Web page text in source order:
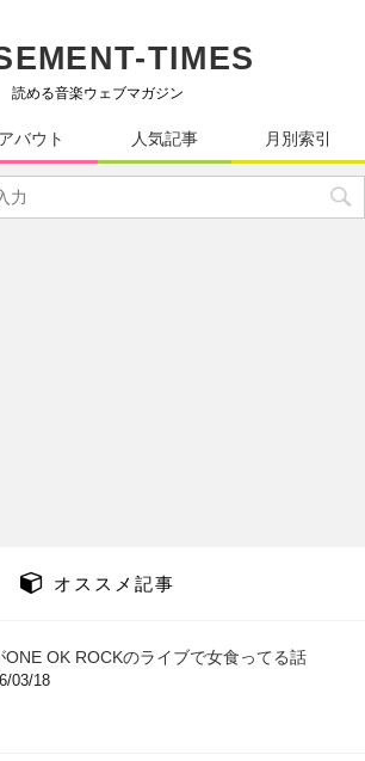
TIMES
読める音楽ウェブマガジン
アバウト 人気記事 月別索引
オススメ記事
ONE OK ROCKのライブで女食ってる話
03/18